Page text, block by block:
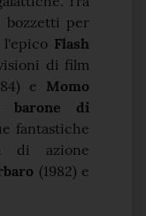
bozzetti per
l'epico Flash
di film
e Momo
barone di
fantastiche
di azione
(1982) e